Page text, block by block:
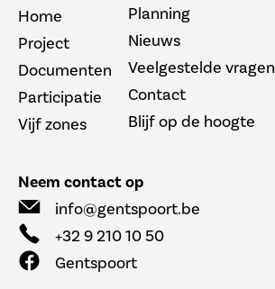
Home
Project
Documenten
Participatie
Vijf zones
Planning
Nieuws
Veelgestelde vragen
Contact
Blijf op de hoogte
Neem contact op
info@gentspoort.be
+32 9 210 10 50
Gentspoort